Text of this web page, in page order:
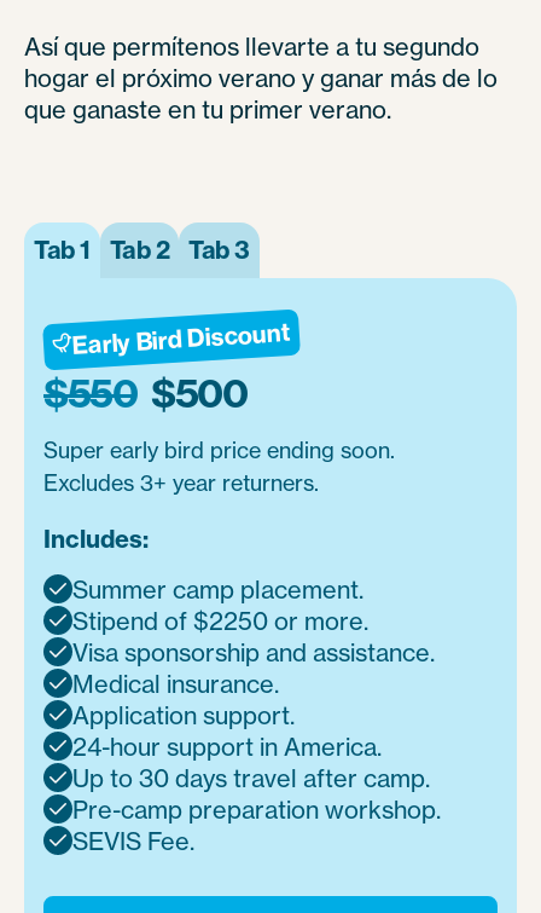
Así que permítenos llevarte a tu segundo
hogar el próximo verano y ganar más de lo
que ganaste en tu primer verano.
Tab 1 Tab 2 Tab 3
Early Bird Discount
$550 $500
Super early bird price ending soon.
Excludes 3+ year returners.
Includes:
 Summer camp placement.
 Stipend of $2250 or more.
 Visa sponsorship and assistance.
 Medical insurance.
 Application support.
 24-hour support in America.
 Up to 30 days travel after camp.
 Pre-camp preparation workshop.
 SEVIS Fee.